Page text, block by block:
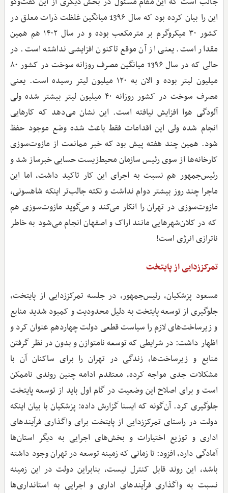
این را بیان کرده بود که سال 13۹۶ میانگین غلظت ذرات معلق در
کشور ۳۰ میکروگرم بر مترمکعب بوده و در سال ۱۴۰۲ هم همین
مقدار است. یعنی از آن موقع تاکنون افزایشی نداشته است. در
حالی که در سال 13۹۶ میانگین مصرف روزانه سوخت در کشور ۸۰
میلیون لیتر بوده و الان به ۱۲۰ میلیون لیتر رسیده است. یعنی
مصرف سوخت در کشور روزانه ۴۰ میلیون لیتر بیشتر شده ولی
آلودگی هوا افزایش نیافته است. این نشان می‌دهد که کارهایی
انجام شده ولی این اقدامات فقط باعث شده وضع موجود حفظ
شود. همین چند هفته پیش بود که خبر ممانعت از مازوت‌سوزی
کارخانه‌ها از سوی رئیس سازمان محیط‌زیست حسابی خبرساز شد و
رئیس‌جمهور هم نسبت به اجرای این کار تاکید داشت، اما این
ماجرا چند روز بیشتر دوام نداشت و نکته جالب‌تر اینکه شاهسونی،
مازوت‌سوزی در تهران را انکار می‌کند و می‌گوید مازوت‌سوزی هم
که در کلان‌شهرهایی مانند اراک و اصفهان انجام می‌شود به خاطر
ناترازی انرژی است!
تمرکززدایی از پایتخت
مسعود پزشکیان، رئیس‌جمهور، در جلسه تمرکززدایی از پایتخت،
جلوگیری از توسعه پایتخت به دلیل محدودیت و کمبود شدید منابع
و زیرساخت‌های لازم را سیاست قطعی دولت چهاردهم عنوان کرد و
اظهار داشت: در شرایطی که توسعه نامتوازن و بدون در نظر گرفتن
منابع و زیرساخت‌ها، زندگی در تهران را برای ساکنان آن با
مشکلات جدی مواجه کرده، معتقدم ادامه چنین روندی ناممکن
است و برای اصلاح این وضعیت در گام اول باید از توسعه پایتخت
جلوگیری کرد. آن‌گونه که ایسنا گزارش داده: پزشکیان با بیان اینکه
دولت در راستای تمرکززدایی از پایتخت برای واگذاری فرآیندهای
اداری و توزیع اختیارات و بخش‌های اجرایی به دیگر استان‌ها
آمادگی دارد، افزود: تا زمانی که زمینه توسعه در تهران وجود داشته
باشد، این روند قابل کنترل نیست، بنابراین دولت در این زمینه
نسبت به واگذاری فرآیندهای اداری و اجرایی به استانداری‌ها